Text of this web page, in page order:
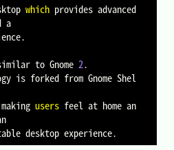
which provides advanced
a
to Gnome 2.
is forked from Gnome Shel
users feel at home an